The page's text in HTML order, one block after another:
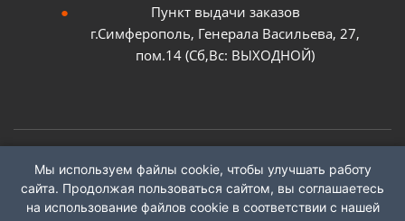
Пункт выдачи заказов
г.Симферополь, Генерала Васильева, 27,
пом.14 (Сб,Вс: ВЫХОДНОЙ)
2026 ©ГК "ХоРеКа Сервис"
Мы используем файлы cookie, чтобы улучшать работу
сайта. Продолжая пользоваться сайтом, вы соглашаетесь
на использование файлов cookie в соответствии с нашей